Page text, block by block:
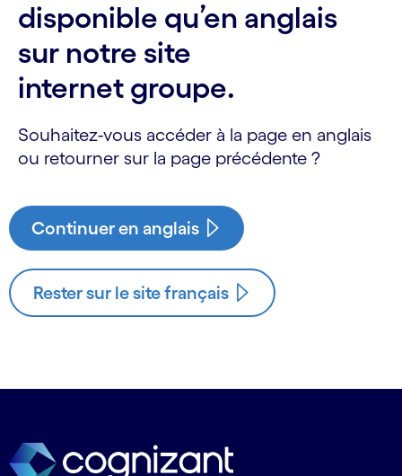
disponible qu’en anglais
sur notre site
internet groupe.
Souhaitez-vous accéder à la page en anglais
ou retourner sur la page précédente ?
Continuer en anglais
Rester sur le site français